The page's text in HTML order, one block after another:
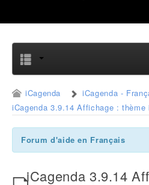
iCagenda
iCagenda -
iCagenda 3.9.14 Affichage : thème
Forum d'aide en Français
iCagenda 3.9.14